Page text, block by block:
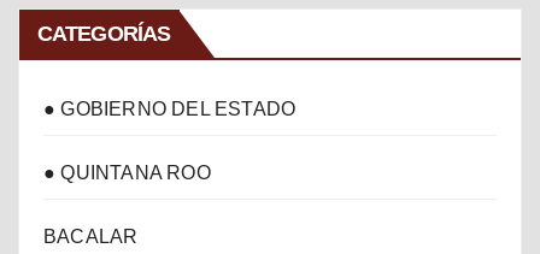
CATEGORÍAS
● GOBIERNO DEL ESTADO
● QUINTANA ROO
BACALAR